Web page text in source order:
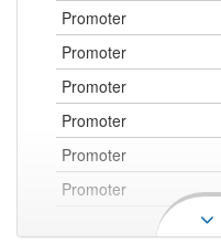
Promoter
Promoter
Promoter
Promoter
Promoter
Promoter